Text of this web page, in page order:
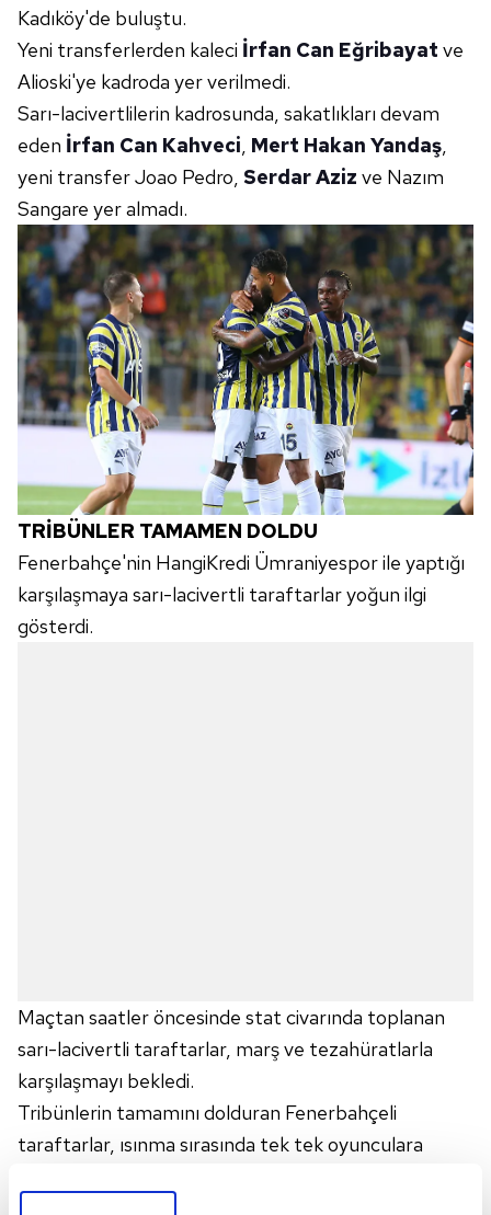
Kadıköy'de buluştu.
Yeni transferlerden kaleci İrfan Can Eğribayat ve
Alioski'ye kadroda yer verilmedi.
Sarı-lacivertlilerin kadrosunda, sakatlıkları devam
eden İrfan Can Kahveci, Mert Hakan Yandaş,
yeni transfer Joao Pedro, Serdar Aziz ve Nazım
Sangare yer almadı.
TRİBÜNLER TAMAMEN DOLDU
Fenerbahçe'nin HangiKredi Ümraniyespor ile yaptığı
karşılaşmaya sarı-lacivertli taraftarlar yoğun ilgi
gösterdi.
Maçtan saatler öncesinde stat civarında toplanan
sarı-lacivertli taraftarlar, marş ve tezahüratlarla
karşılaşmayı bekledi.
Tribünlerin tamamını dolduran Fenerbahçeli
taraftarlar, ısınma sırasında tek tek oyunculara